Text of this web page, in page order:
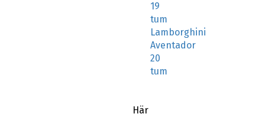
19
tum
Lamborghini
Aventador
20
tum
Här